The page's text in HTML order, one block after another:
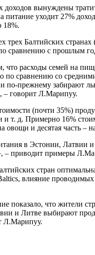
доходов вынуждены
питание уходит 27%
18%.
трех Балтийских
сравнению с прошлым
расходы семей на
по сравнению со
по-прежнему забирают
– говорит Л.Марипуу.
(почти 35%)
т. д. Примерно 16%
овощи и десятая часть –
в Эстонии, Латвии
– приводит примеры
стран
влияние
показало, что жители
и Литве выбирают
Л.Марипуу.